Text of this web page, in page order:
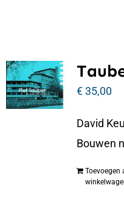
€35,00
David
Bouwen
Toevoegen